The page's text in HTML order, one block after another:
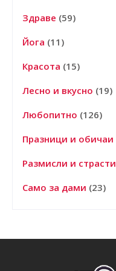
Здраве (59)
Йога (11)
Красота (15)
Лесно и вкусно (19)
Любопитно (126)
Празници и обичаи
Размисли и страсти
Само за дами (23)